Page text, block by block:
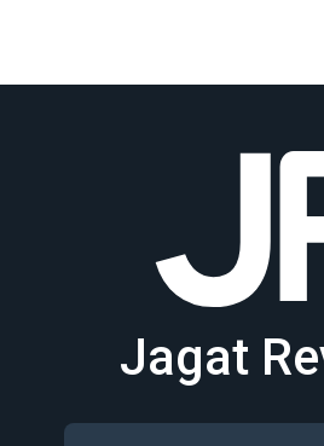
Jagat